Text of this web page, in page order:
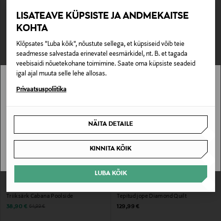
LISATEAVE KÜPSISTE JA ANDMEKAITSE
KOHTA
Klõpsates "Luba kõik", nõustute sellega, et küpsiseid võib teie
seadmesse salvestada erinevatel eesmärkidel, nt. B. et tagada
veebisaidi nõuetekohane toimimine. Saate oma küpsiste seadeid
igal ajal muuta selle lehe allosas.
Privaatsuspoliitika
NÄITA DETAILE
KINNITA KÕIK
LUBA KÕIK
SOODUSTUS 40%
SUPERDRY
Discounted Price
38,90 € Original Price
64,99 €
EELIS KUPONGIGA
Embroidery
Original Price
29,99 €
Triiksärk Cabana Poolside
Discounted Price
38,90 € Original Price
64,99 €
Tepitud jope Diamond Quilt
Original Price
129,99 €
Stockmann pole Sinu riigis saadaval.
SAAN ARU